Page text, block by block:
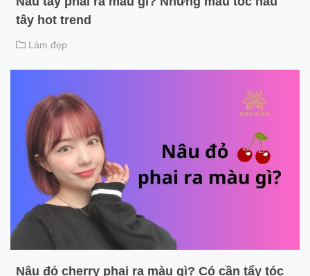
tây hot trend
Làm đẹp
Nâu đỏ cherry phai ra màu gì? Có cần tẩy tóc